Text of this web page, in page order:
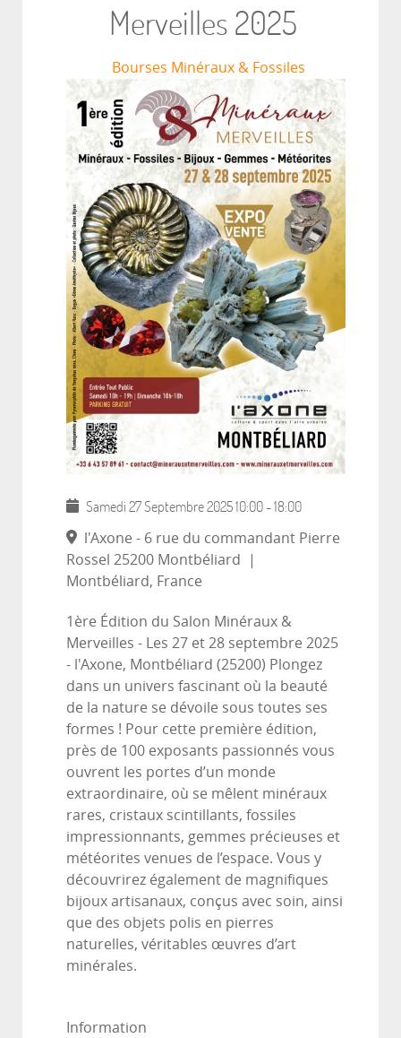
Merveilles 2025
Bourses Minéraux & Fossiles
Samedi 27 Septembre 202510:00 -18:00
l'Axone - 6 rue du commandant Pierre
Rossel 25200 Montbéliard
|
Montbéliard, France
1ère Édition du Salon Minéraux &
Merveilles - Les 27 et 28 septembre 2025
- l'Axone, Montbéliard (25200) Plongez
dans un univers fascinant où la beauté
de la nature se dévoile sous toutes ses
formes ! Pour cette première édition,
près de 100 exposants passionnés vous
ouvrent les portes d’un monde
extraordinaire, où se mêlent minéraux
rares, cristaux scintillants, fossiles
impressionnants, gemmes précieuses et
météorites venues de l’espace. Vous y
découvrirez également de magnifiques
bijoux artisanaux, conçus avec soin, ainsi
que des objets polis en pierres
naturelles, véritables œuvres d’art
minérales.
Information